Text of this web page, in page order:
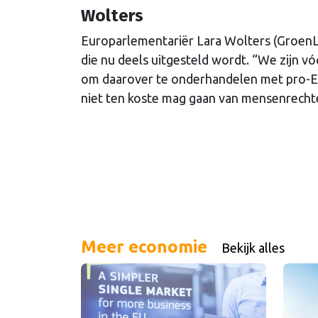
Wolters
Europarlementariër Lara Wolters
die nu deels uitgesteld wordt. “We zijn
om daarover te onderhandelen met pro-
niet ten koste mag gaan van
Meer economie Bekijk alles